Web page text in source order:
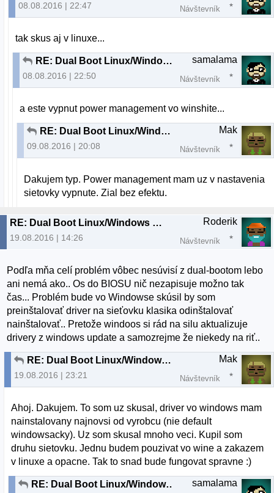
08.08.2016 | 22:47 Návštevník
tak skus aj v linuxe...
RE: Dual Boot Linux/Windows nefunkcna siet vo Windows
08.08.2016 | 22:50
samalama
Návštevník
a este vypnut power management vo winshite...
RE: Dual Boot Linux/Windows nefunkcna siet vo Windows
09.08.2016 | 20:08
Mak
Návštevník
Dakujem typ. Power management mam uz v nastavenia
sietovky vypnute. Zial bez efektu.
RE: Dual Boot Linux/Windows nefunkcna siet vo Windows
19.08.2016 | 14:26
Roderik
Návštevník
Podľa mňa celí problém vôbec nesúvisí z dual-bootom lebo
ani nemá ako.. Os do BIOSU nič nezapisuje možno tak
čas... Problém bude vo Windowse skúsil by som
preinštalovať driver na sieťovku klasika odinštalovať
nainštalovať.. Pretože windoos si rád na silu aktualizuje
drivery z windows update a samozrejme že niekedy na riť..
RE: Dual Boot Linux/Windows nefunkcna siet vo Windows
19.08.2016 | 23:21
Mak
Návštevník
Ahoj. Dakujem. To som uz skusal, driver vo windows mam
nainstalovany najnovsi od vyrobcu (nie default
windowsacky). Uz som skusal mnoho veci. Kupil som
druhu sietovku. Jednu budem pouzivat vo wine a zakazem
v linuxe a opacne. Tak to snad bude fungovat spravne :)
RE: Dual Boot Linux/Windows nefunkcna siet vo Windows samalama